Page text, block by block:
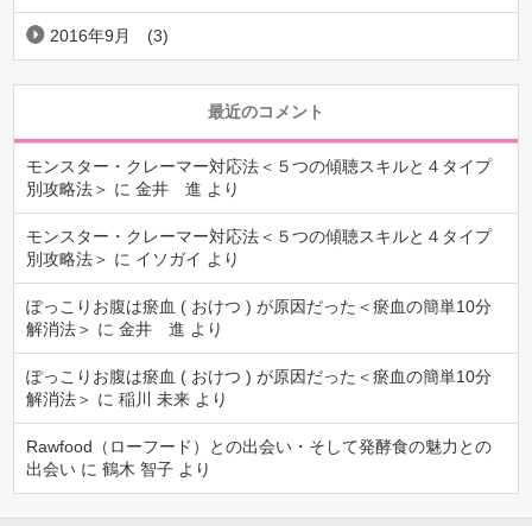
2016年9月 (3)
最近のコメント
モンスター・クレーマー対応法＜５つの傾聴スキルと４タイプ
別攻略法＞ に金井 進 より
モンスター・クレーマー対応法＜５つの傾聴スキルと４タイプ
別攻略法＞ に イソガイ より
ぽっこりお腹は瘀血 ( おけつ ) が原因だった＜瘀血の簡単10分
解消法＞ に金井 進 より
ぽっこりお腹は瘀血 ( おけつ ) が原因だった＜瘀血の簡単10分
解消法＞ に稲川 未来 より
Rawfood（ローフード）との出会い・そして発酵食の魅力との
出会い に鶴木 智子 より